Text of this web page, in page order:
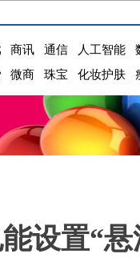
商讯 通信 人工智能
微商 珠宝 化妆护肤
设置“悬